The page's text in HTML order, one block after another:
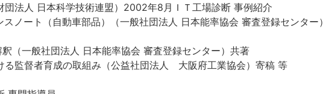
団法人 日本科学技術連盟）2002年8月ＩＴ工場診断 事例紹介
スノート（自動車部品）（一般社団法人 日本能率協会 審査登録センター）
（一般社団法人 日本能率協会 審査登録センター）共著
る監督者育成の取組み（公益社団法人 大阪府工業協会）寄稿 等